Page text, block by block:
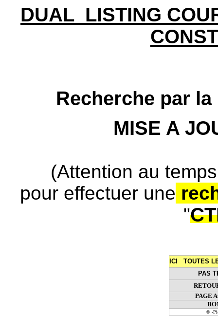
DUAL LISTING
Recherche par
MISE A
(Attention au
pour effectuer une
"
ICI TOUTES
PAS
PAGE
© -